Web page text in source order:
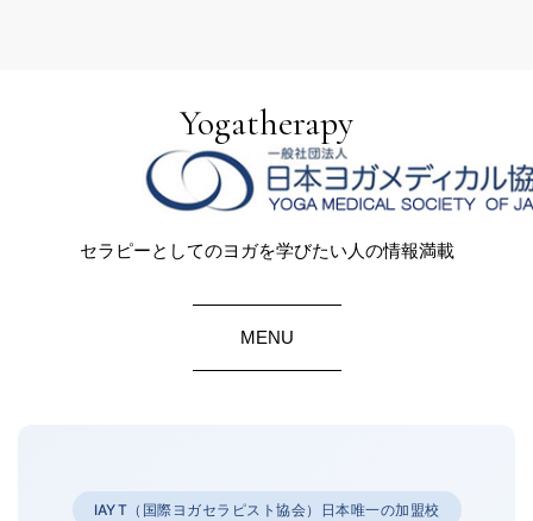
Yogatherapy
セラピーとしてのヨガを学びたい人の情報満載
MENU
IAYT（国際ヨガセラピスト協会）日本唯一の加盟校